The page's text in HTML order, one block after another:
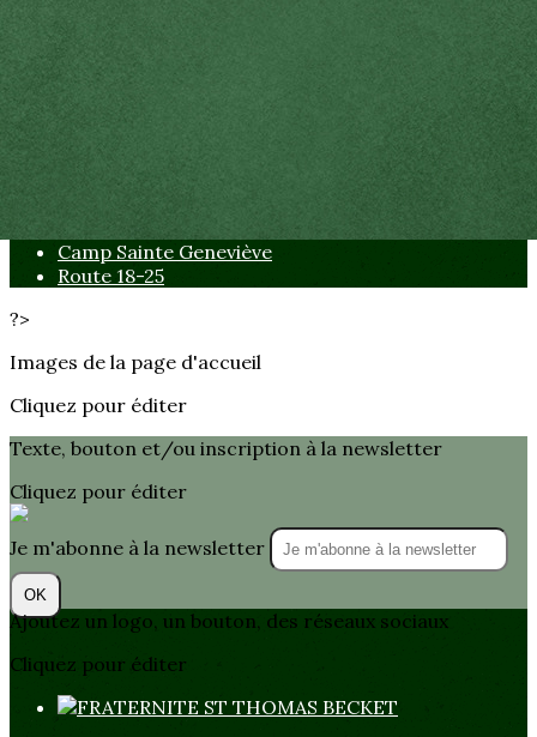
Exporter les lignes sélectionnées
Exporter toutes les colonnes
Exporter uniquement les colonnes affichées
Menu
<
Présentation
Camp Sainte Jeanne d'Arc
Camp Sainte Geneviève
Route 18-25
?>
Images de la page d'accueil
Cliquez pour éditer
Texte, bouton et/ou inscription à la newsletter
Cliquez pour éditer
Je m'abonne à la newsletter
OK
Ajoutez un logo, un bouton, des réseaux sociaux
Cliquez pour éditer